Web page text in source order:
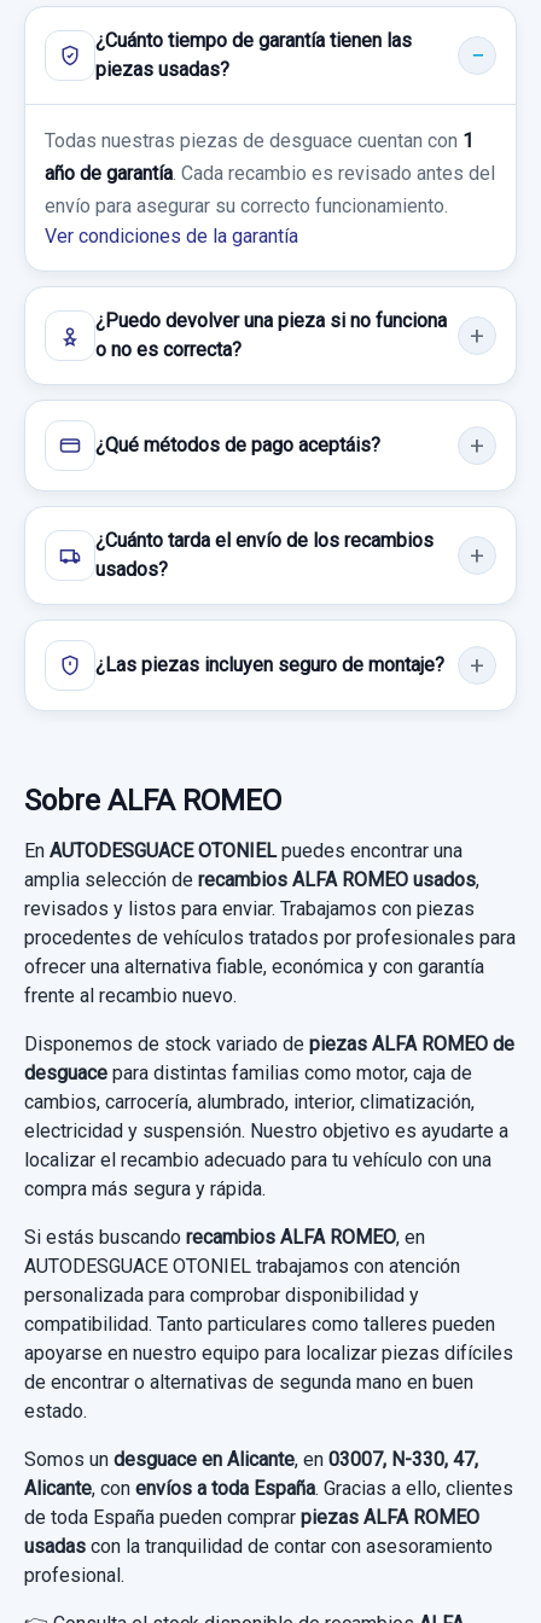
ALFA ROMEO 146 1.6 LUXE
Garantía 1 año
Ref:805916
35,00 €
Sin IVA, gastos de envío no incluidos.
Consultar por whatsapp
RETROVISOR IZQUIERDO ELECTRICO 5 PIN
usado.
ALFA ROMEO 146 1.6 LUXE
Garantía 1 año
20,00 €
¿Cuánto tiempo de garantía tienen las
piezas usadas?
Todas nuestras piezas de desguace cuentan con 1
año de garantía . Cada recambio es revisado antes del
envío para asegurar su correcto funcionamiento.
Ver condiciones de la garantía
¿Puedo devolver una pieza si no funciona
o no es correcta?
¿Qué métodos de pago aceptáis?
¿Cuánto tarda el envío de los recambios
usados?
¿Las piezas incluyen seguro de montaje?
Sobre ALFA ROMEO
En AUTODESGUACE OTONIELpuedes encontrar una
amplia selección de recambios ALFA ROMEO usados,
revisados y listos para enviar. Trabajamos con piezas
procedentes de vehículos tratados por profesionales para
ofrecer una alternativa fiable, económica y con garantía
frente al recambio nuevo.
Disponemos de stock variado de piezas ALFA ROMEO de
desguace para distintas familias como motor, caja de
cambios, carrocería, alumbrado, interior, climatización,
electricidad y suspensión. Nuestro objetivo es ayudarte a
localizar el recambio adecuado para tu vehículo con una
compra más segura y rápida.
Si estás buscando recambios ALFA ROMEO, en
AUTODESGUACE OTONIEL trabajamos con atención
personalizada para comprobar disponibilidad y
compatibilidad. Tanto particulares como talleres pueden
apoyarse en nuestro equipo para localizar piezas difíciles
de encontrar o alternativas de segunda mano en buen
estado.
Somos un desguace en Alicante, en 03007, N-330, 47,
Alicante, con envíos a toda España. Gracias a ello, clientes
de toda España pueden comprar piezas ALFA ROMEO
usadas con la tranquilidad de contar con asesoramiento
profesional.